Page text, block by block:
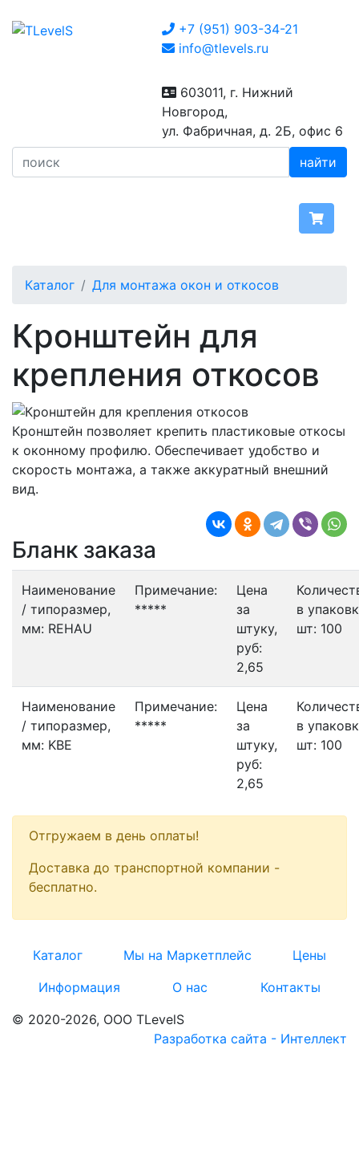
+7 (951) 903-34-21
info@tlevels.ru
603011, г. Нижний
Новгород,
ул. Фабричная, д. 2Б, офис 6
найти
Каталог Для монтажа окон и откосов
Кронштейн для
крепления откосов
Кронштейн позволяет крепить пластиковые откосы
к оконному профилю. Обеспечивает удобство и
скорость монтажа, а также аккуратный внешний
вид.
Бланк заказа
Наименование
/ типоразмер,
мм: REHAU
Примечание:
*****
Цена
за
штуку,
руб:
2,65
в
шт: 100
Наименование
/ типоразмер,
мм: KBE
Примечание:
*****
Цена
за
штуку,
руб:
2,65
в
шт: 100
Отгружаем в день оплаты!
Доставка до транспортной компании -
бесплатно.
Каталог Мы на Маркетплейс
Цены
Информация
О нас
Контакты
© 2020-2026, ООО TLevelS
Разработка сайта - Интеллект